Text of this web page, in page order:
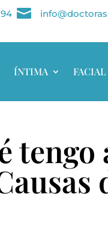
94 
ÍNTIMA FACIAL